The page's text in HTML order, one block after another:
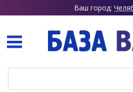
Ваш город: